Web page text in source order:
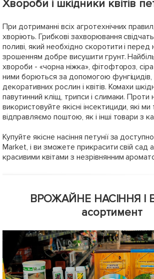
Хвороби і шкідники квітів
При дотриманні всіх агротехнічних
хворіють. Грибкові захворювання
поливі, який необхідно скоротити і перед
зрошенням добре висушити грунт.
хвороби - «чорна ніжка», фітофтороз,
ними борються за допомогою
декоративних рослин і квітів. Комахи
павутинний кліщ, трипси і слимаки. Проти
використовуйте якісні інсектициди, які
відправляємо поштою, як і інші товари з
Купуйте якісне насіння петунії за
Market, і ви зможете прикрасити свій сад
красивими квітами з незрівнянним
ВРОЖАЙНЕ НАСІННЯ |
асортимент